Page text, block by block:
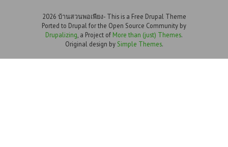
2026 บ้านสวนพอเพียง- This is a Free Drupal Theme
Ported to Drupal for the Open Source Community by
Drupalizing , a Project of More than (just) Themes.
Original design by Simple Themes.